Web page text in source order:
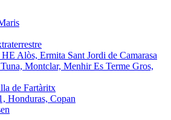
Alòs, Ermita Sant Jordi de Camarasa
Montclar, Menhir Es Terme Gros,
de Fartàritx
Honduras, Copan